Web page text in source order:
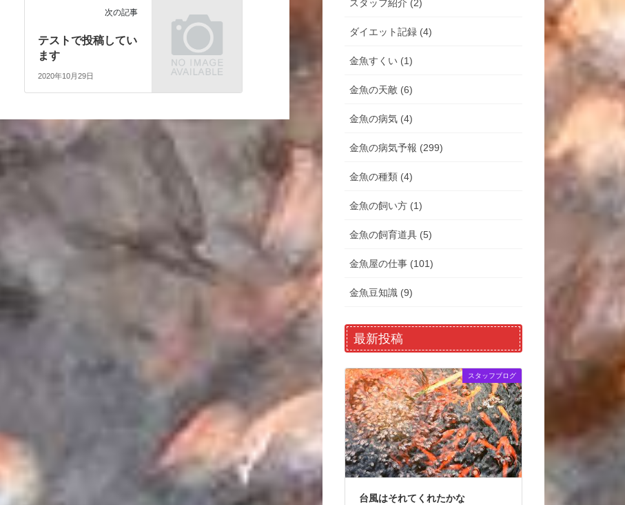
次の記事
テストで投稿してい
ます
2020年10月29日
スタッフ紹介 (2)
ダイエット記録 (4)
金魚すくい (1)
金魚の天敵 (6)
金魚の病気 (4)
金魚の病気予報 (299)
金魚の種類 (4)
金魚の飼い方 (1)
金魚の飼育道具 (5)
金魚屋の仕事 (101)
金魚豆知識 (9)
最新投稿
スタッフブログ
台風はそれてくれたかな